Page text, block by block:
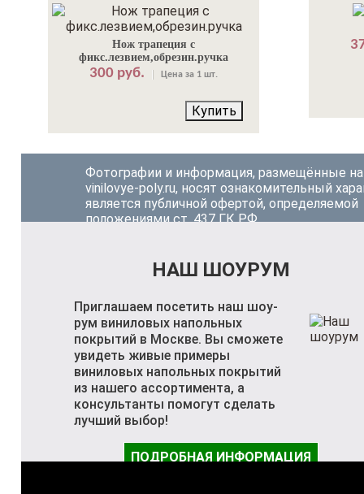
Нож трапеция с
фикс.лезвием,обрезин.ручка
300 руб. Цена за 1 шт.
Купить
Фотографии и информация, размещённые на
vinilovye-poly.ru, носят ознакомительный
является публичной офертой, определяемой
положениями ст. 437 ГК РФ.
НАШ ШОУРУМ
Приглашаем посетить наш шоу-
рум виниловых напольных
покрытий в Москве. Вы сможете
увидеть живые примеры
виниловых напольных покрытий
из нашего ассортимента, а
консультанты помогут сделать
лучший выбор!
ПОДРОБНАЯ ИНФОРМАЦИЯ